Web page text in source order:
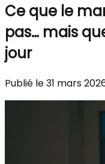
Ce que le
pas… mais
jour
Publié le 31 mars